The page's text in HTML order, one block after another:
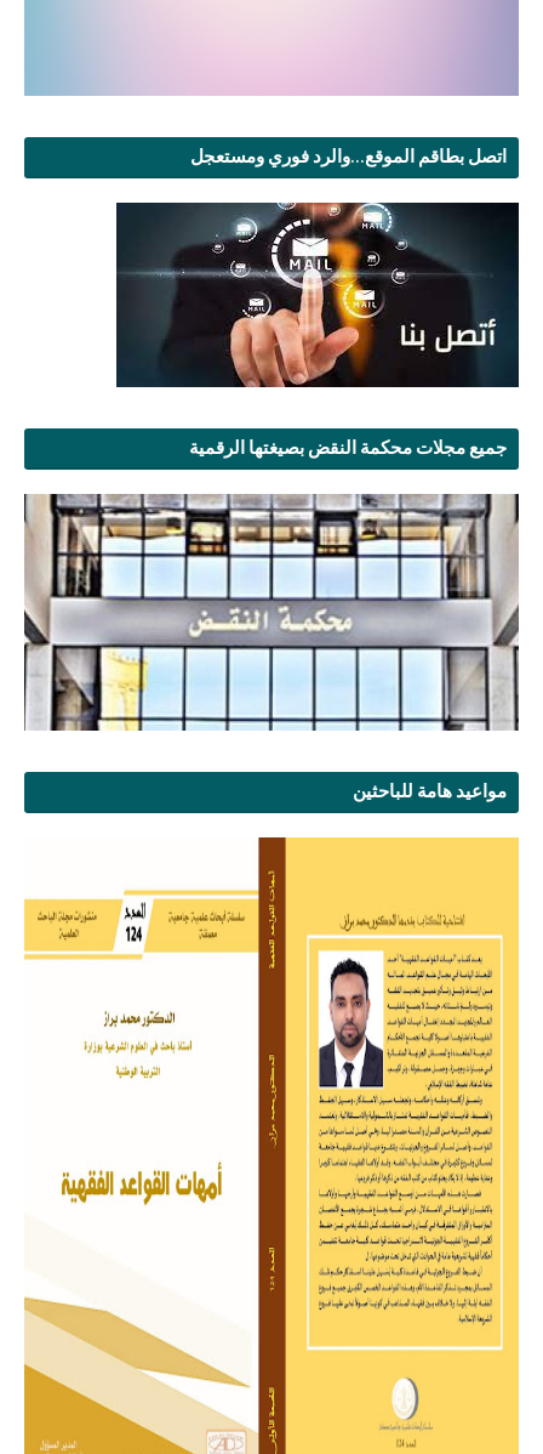
اتصل بطاقم الموقع...والرد فوري ومستعجل
جميع مجلات محكمة النقض بصيغتها الرقمية
مواعيد هامة للباحثين